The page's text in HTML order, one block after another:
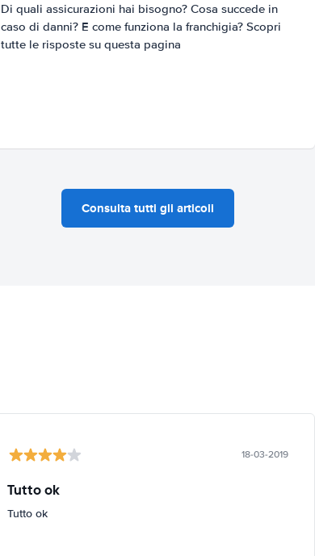
Di quali assicurazioni hai bisogno? Cosa succede in
caso di danni? E come funziona la franchigia? Scopri
tutte le risposte su questa pagina
Consulta tutti gli articoli
18-03-2019
Tutto ok
Tutto ok